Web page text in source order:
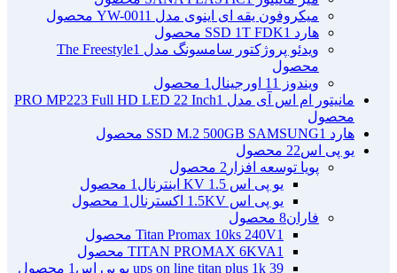
میکروفون یقه ای اینوی مدل YW-001 1 محصول
هارد SSD 1T FDK 1 محصول
ویدئو پروژکتور سامسونگ مدل The Freestyle 1
محصول
ویندوز 11 اورجینال
1 محصول
مانیتور ام اس آی مدل PRO MP223 Full HD LED 22 Inch 1
محصول
هارد SSD M.2 500GB SAMSUNG 1 محصول
یو پی اس22 محصول
پویا توسعه افزار 2 محصول
یو پی اس 1.5 KV اینترنال
1 محصول
یو پی اس 1.5KV اکسترنال
1 محصول
فاران8 محصول
Titan Promax 10ks 240V1 محصول
TITAN PROMAX 6KVA1 محصول
ups on line titan plus 1k 39 یو پی اس
1 محصول